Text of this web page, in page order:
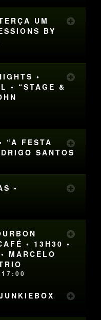
UM
BY
•
• “STAGE &
“A FESTA
SANTOS
•
• 13H30 •
MARCELO